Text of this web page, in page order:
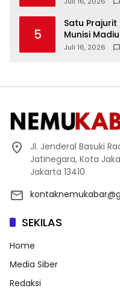
5
Satu
Munisi
Ledakan
Juli 16, 2026
Jl. Jenderal Basuki
Jatinegara, Kota
Jakarta 13410
SEKILAS
Home
Media Siber
Redaksi